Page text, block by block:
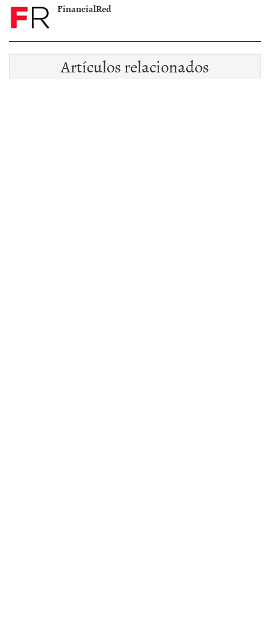
FinancialRed
Artículos relacionados